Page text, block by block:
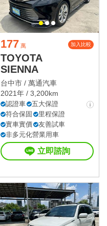
177 萬 加入比較
TOYOTA
SIENNA
台中市 / 萬通汽車
2021年 / 3,200km
認證車
五大保證
符合保固
里程保證
實車實價
友善試車
非多元化營業用車
立即諮詢